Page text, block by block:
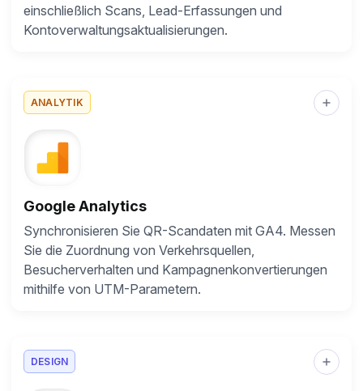
einschließlich Scans, Lead-Erfassungen und
Kontoverwaltungsaktualisierungen.
ANALYTIK
Google Analytics
Synchronisieren Sie QR-Scandaten mit GA4. Messen
Sie die Zuordnung von Verkehrsquellen,
Besucherverhalten und Kampagnenkonvertierungen
mithilfe von UTM-Parametern.
DESIGN